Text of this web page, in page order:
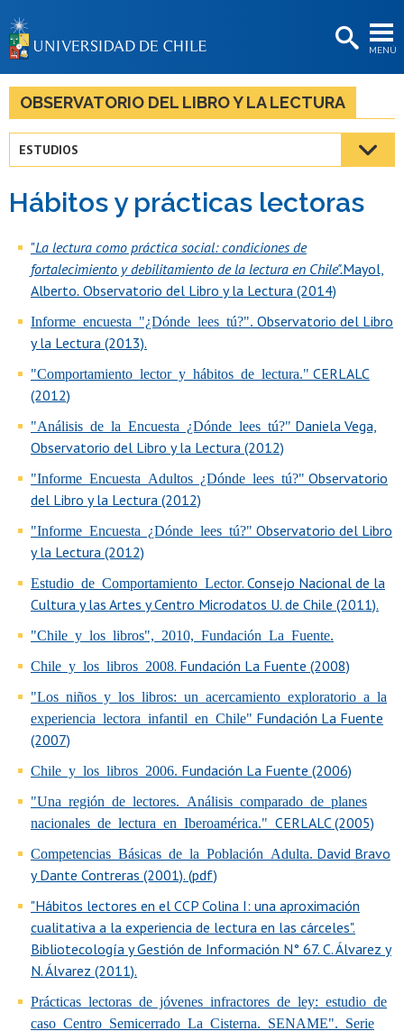
MENÚ
BIBLIOTECAS
LA UNIVERSIDAD
Estudiantes
Académicas/os
Funcionarias/os
Egresadas/os
OBSERVATORIO DEL LIBRO Y LA LECTURA
ESTUDIOS
Hábitos y prácticas lectoras
"La lectura como práctica social: condiciones de
fortalecimiento y debilitamiento de la lectura en Chile".Mayol,
Alberto. Observatorio del Libro y la Lectura (2014)
Informe encuesta "¿Dónde lees tú?". Observatorio del Libro
y la Lectura (2013).
"Comportamiento lector y hábitos de lectura." CERLALC
(2012)
"Análisis de la Encuesta ¿Dónde lees tú?" Daniela Vega,
Observatorio del Libro y la Lectura (2012)
"Informe Encuesta Adultos ¿Dónde lees tú?" Observatorio
del Libro y la Lectura (2012)
"Informe Encuesta ¿Dónde lees tú?" Observatorio del Libro
y la Lectura (2012)
Estudio de Comportamiento Lector. Consejo Nacional de la
Cultura y las Artes y Centro Microdatos U. de Chile (2011).
"Chile y los libros", 2010, Fundación La Fuente.
Chile y los libros 2008. Fundación La Fuente (2008)
"Los niños y los libros: un acercamiento exploratorio a la
experiencia lectora infantil en Chile" Fundación La Fuente
(2007)
Chile y los libros 2006. Fundación La Fuente (2006)
"Una región de lectores. Análisis comparado de planes
nacionales de lectura en Iberoamérica." CERLALC (2005)
Competencias Básicas de la Población Adulta.
David Bravo
y Dante Contreras (2001). (pdf)
"Hábitos lectores en el CCP Colina I: una aproximación
cualitativa a la experiencia de lectura en las cárceles".
Bibliotecología y Gestión de Información N° 67. C. Álvarez y
N. Álvarez (2011).
Prácticas lectoras de jóvenes infractores de ley: estudio de
caso Centro Semicerrado La Cisterna. SENAME". Serie